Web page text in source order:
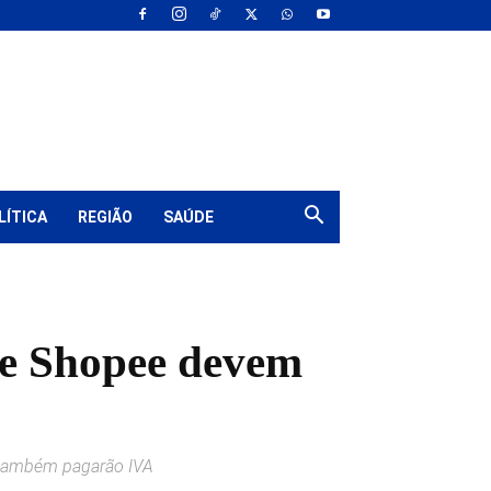
REGIÃO SAÚDE
Shopee devem
pagarão IVA